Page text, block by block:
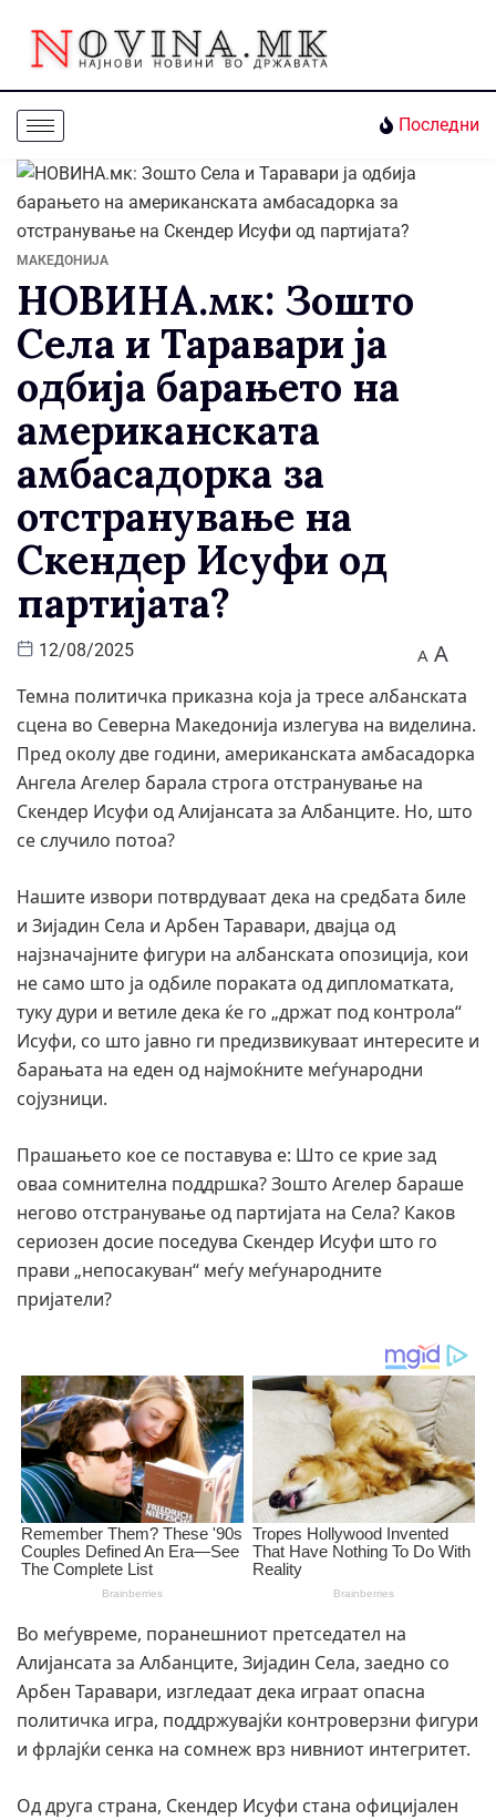
Последни
МАКЕДОНИЈА
НОВИНА.мк: Зошто
Села и Таравари ја
одбија барањето на
американската
амбасадорка за
отстранување на
Скендер Исуфи од
партијата?
12/08/2025 A A
Темна политичка приказна која ја тресе албанската
сцена во Северна Македонија излегува на виделина.
Пред околу две години, американската амбасадорка
Ангела Агелер барала строга отстранување на
Скендер Исуфи од Алијансата за Албанците. Но, што
се случило потоа?
Нашите извори потврдуваат дека на средбата биле
и Зијадин Села и Арбен Таравари, двајца од
најзначајните фигури на албанската опозиција, кои
не само што ја одбиле пораката од дипломатката,
туку дури и ветиле дека ќе го „држат под контрола“
Исуфи, со што јавно ги предизвикуваат интересите и
барањата на еден од најмоќните меѓународни
сојузници.
Прашањето кое се поставува е: Што се крие зад
оваа сомнителна поддршка? Зошто Агелер бараше
негово отстранување од партијата на Села? Каков
сериозен досие поседува Скендер Исуфи што го
прави „непосакуван“ меѓу меѓународните
пријатели?
Во меѓувреме, поранешниот претседател на
Алијансата за Албанците, Зијадин Села, заедно со
Арбен Таравари, изгледаат дека играат опасна
политичка игра, поддржувајќи контроверзни фигури
и фрлајќи сенка на сомнеж врз нивниот интегритет.
Од друга страна, Скендер Исуфи стана официјален